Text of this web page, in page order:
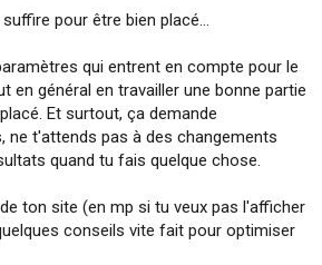
pour être bien placé...
qui entrent en compte pour le
en général en travailler une bonne partie
Et surtout, ça demande
ne t'attends pas à des changements
quand tu fais quelque chose.
ton site (en mp si tu veux pas l'afficher
conseils vite fait pour optimiser